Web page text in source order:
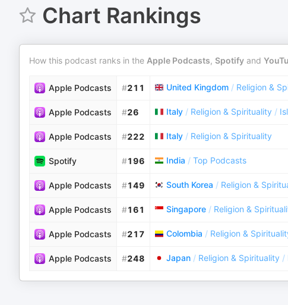
Chart Rankings
How this podcast ranks in the Apple Podcasts, Spotify and
Apple Podcasts #211 United Kingdom / Religion &
Apple Podcasts #26 Italy / Religion & Spirituality /
Apple Podcasts #222 Italy / Religion & Spirituality
Spotify #196 India / Top Podcasts
Apple Podcasts #149 South Korea / Religion &
Apple Podcasts #161 Singapore / Religion &
Apple Podcasts #217 Colombia / Religion &
Apple Podcasts #248 Japan / Religion & Spirituality /